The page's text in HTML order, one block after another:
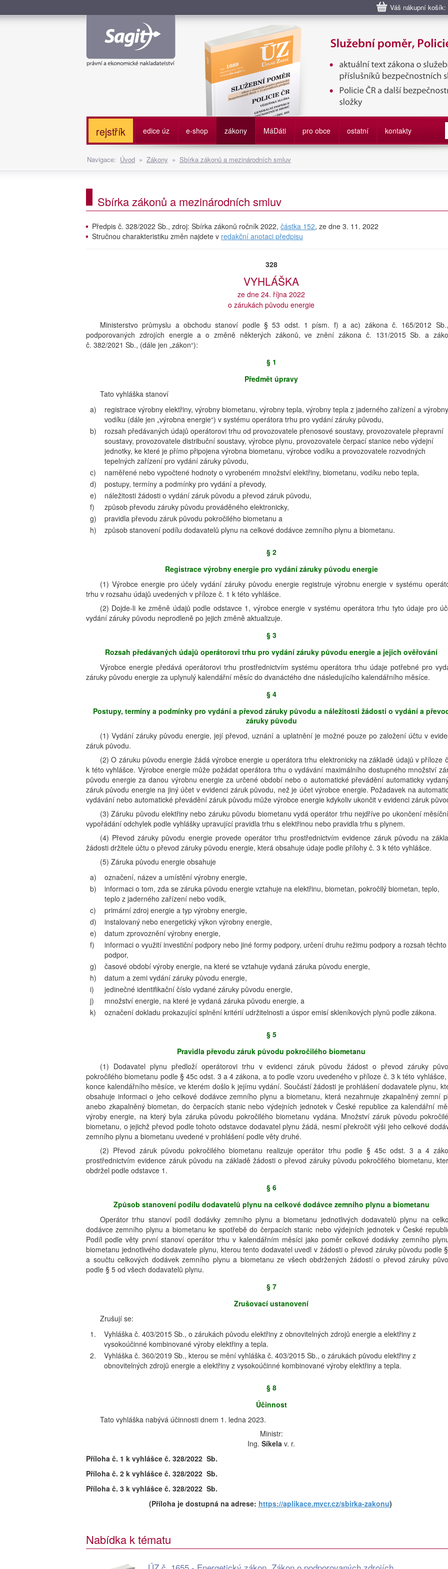
Váš nákupní
Služební poměr příslušníků bezpečnostních sborů, Policie ČR, Vězeňská
služby
rejstřík edice úz e-shop zákony MáDáti pro obce ostatní kontakty
Navigace: Úvod » Zákony » Sbírka zákonů a mezinárodních smluv
Sbírka zákonů a mezinárodních smluv
Předpis č. 328/2022 Sb., zdroj: Sbírka zákonů ročník 2022, částka 152, ze dne 3. 11. 2022
Stručnou charakteristiku změn najdete v redakční anotaci předpisu
328
VYHLÁŠKA
ze dne 24. října 2022
o zárukách původu energie
Ministerstvo průmyslu a obchodu stanoví podle § 53 odst. 1 písm. f) a ac) zákona č. 165/2012
podporovaných zdrojích energie a o změně některých zákonů, ve znění zákona č. 131/2015 Sb. a
č. 382/2021 Sb., (dále jen „zákon“):
§ 1
Předmět úpravy
Tato vyhláška stanoví
a)
registrace výrobny elektřiny, výrobny biometanu, výrobny tepla, výrobny tepla z jaderného zařízení a výrobny
vodíku (dále jen „výrobna energie“) v systému operátora trhu pro vydání záruky původu,
b)
rozsah předávaných údajů operátorovi trhu od provozovatele přenosové soustavy, provozovatele přepravní
soustavy, provozovatele distribuční soustavy, výrobce plynu, provozovatele čerpací stanice nebo výdejní
jednotky, ke které je přímo připojena výrobna biometanu, výrobce vodíku a provozovatele rozvodných
tepelných zařízení pro vydání záruky původu,
c)
naměřené nebo vypočtené hodnoty o vyrobeném množství elektřiny, biometanu, vodíku nebo tepla,
d)
postupy, termíny a podmínky pro vydání a převody,
e)
náležitosti žádosti o vydání záruk původu a převod záruk původu,
f)
způsob převodu záruky původu prováděného elektronicky,
g)
pravidla převodu záruk původu pokročilého biometanu a
h)
způsob stanovení podílu dodavatelů plynu na celkové dodávce zemního plynu a biometanu.
§ 2
Registrace výrobny energie pro vydání záruky původu energie
(1) Výrobce energie pro účely vydání záruky původu energie registruje výrobnu energie v systému
trhu v rozsahu údajů uvedených v příloze č. 1 k této vyhlášce.
(2) Dojde-li ke změně údajů podle odstavce 1, výrobce energie v systému operátora trhu tyto údaje pro
vydání záruky původu neprodleně po jejich změně aktualizuje.
§ 3
Rozsah předávaných údajů operátorovi trhu pro vydání záruky původu energie a jejich ověřování
Výrobce energie předává operátorovi trhu prostřednictvím systému operátora trhu údaje potřebné pro
záruky původu energie za uplynulý kalendářní měsíc do dvanáctého dne následujícího kalendářního měsíce.
§ 4
Postupy, termíny a podmínky pro vydání a převod záruky původu a náležitosti žádosti o vydání a
záruky původu
(1) Vydání záruky původu energie, její převod, uznání a uplatnění je možné pouze po založení účtu v
záruk původu.
(2) O záruku původu energie žádá výrobce energie u operátora trhu elektronicky na základě údajů v příloze
k této vyhlášce. Výrobce energie může požádat operátora trhu o vydávání maximálního dostupného množství
původu energie za danou výrobnu energie za určené období nebo o automatické převádění automaticky
záruk původu energie na jiný účet v evidenci záruk původu, než je účet výrobce energie. Požadavek na
vydávání nebo automatické převádění záruk původu může výrobce energie kdykoliv ukončit v evidenci záruk
(3) Záruku původu elektřiny nebo záruku původu biometanu vydá operátor trhu nejdříve po ukončení
vypořádání odchylek podle vyhlášky upravující pravidla trhu s elektřinou nebo pravidla trhu s plynem.
(4) Převod záruky původu energie provede operátor trhu prostřednictvím evidence záruk původu na
žádosti držitele účtu o převod záruky původu energie, která obsahuje údaje podle přílohy č. 3 k této vyhlášce.
(5) Záruka původu energie obsahuje
a)
označení, název a umístění výrobny energie,
b)
informaci o tom, zda se záruka původu energie vztahuje na elektřinu, biometan, pokročilý biometan, teplo,
teplo z jaderného zařízení nebo vodík,
c)
primární zdroj energie a typ výrobny energie,
d)
instalovaný nebo energetický výkon výrobny energie,
e)
datum zprovoznění výrobny energie,
f)
informaci o využití investiční podpory nebo jiné formy podpory, určení druhu režimu podpory a rozsah těchto
podpor,
g)
časové období výroby energie, na které se vztahuje vydaná záruka původu energie,
h)
datum a zemi vydání záruky původu energie,
i)
jedinečné identifikační číslo vydané záruky původu energie,
j)
množství energie, na které je vydaná záruka původu energie, a
k)
označení dokladu prokazující splnění kritérií udržitelnosti a úspor emisí skleníkových plynů podle zákona.
§ 5
Pravidla převodu záruk původu pokročilého biometanu
(1) Dodavatel plynu předloží operátorovi trhu v evidenci záruk původu žádost o převod záruky
pokročilého biometanu podle § 45c odst. 3 a 4 zákona, a to podle vzoru uvedeného v příloze č. 3 k této vyhlášce,
konce kalendářního měsíce, ve kterém došlo k jejímu vydání. Součástí žádosti je prohlášení dodavatele plynu,
obsahuje informaci o jeho celkové dodávce zemního plynu a biometanu, která nezahrnuje zkapalněný zemní
anebo zkapalněný biometan, do čerpacích stanic nebo výdejních jednotek v České republice za kalendářní
výroby energie, na který byla záruka původu pokročilého biometanu vydána. Množství záruk původu
biometanu, o jejichž převod podle tohoto odstavce dodavatel plynu žádá, nesmí překročit výši jeho celkové
zemního plynu a biometanu uvedené v prohlášení podle věty druhé.
(2) Převod záruk původu pokročilého biometanu realizuje operátor trhu podle § 45c odst. 3 a 4
prostřednictvím evidence záruk původu na základě žádosti o převod záruky původu pokročilého biometanu,
obdržel podle odstavce 1.
§ 6
Způsob stanovení podílu dodavatelů plynu na celkové dodávce zemního plynu a biometanu
Operátor trhu stanoví podíl dodávky zemního plynu a biometanu jednotlivých dodavatelů plynu na
dodávce zemního plynu a biometanu ke spotřebě do čerpacích stanic nebo výdejních jednotek v České
Podíl podle věty první stanoví operátor trhu v kalendářním měsíci jako poměr celkové dodávky zemního
biometanu jednotlivého dodavatele plynu, kterou tento dodavatel uvedl v žádosti o převod záruky původu podle
a součtu celkových dodávek zemního plynu a biometanu ze všech obdržených žádostí o převod záruky
podle § 5 od všech dodavatelů plynu.
§ 7
Zrušovací ustanovení
Zrušují se:
1.
Vyhláška č. 403/2015 Sb., o zárukách původu elektřiny z obnovitelných zdrojů energie a elektřiny z
vysokoúčinné kombinované výroby elektřiny a tepla.
2.
Vyhláška č. 360/2019 Sb., kterou se mění vyhláška č. 403/2015 Sb., o zárukách původu elektřiny z
obnovitelných zdrojů energie a elektřiny z vysokoúčinné kombinované výroby elektřiny a tepla.
§ 8
Účinnost
Tato vyhláška nabývá účinnosti dnem 1. ledna 2023.
Ministr:
Ing. Síkela v. r.
Příloha č. 1 k vyhlášce č. 328/2022 Sb.
Příloha č. 2 k vyhlášce č. 328/2022 Sb.
Příloha č. 3 k vyhlášce č. 328/2022 Sb.
(Příloha je dostupná na adrese: https://aplikace.mvcr.cz/sbirka-zakonu)
Nabídka k tématu